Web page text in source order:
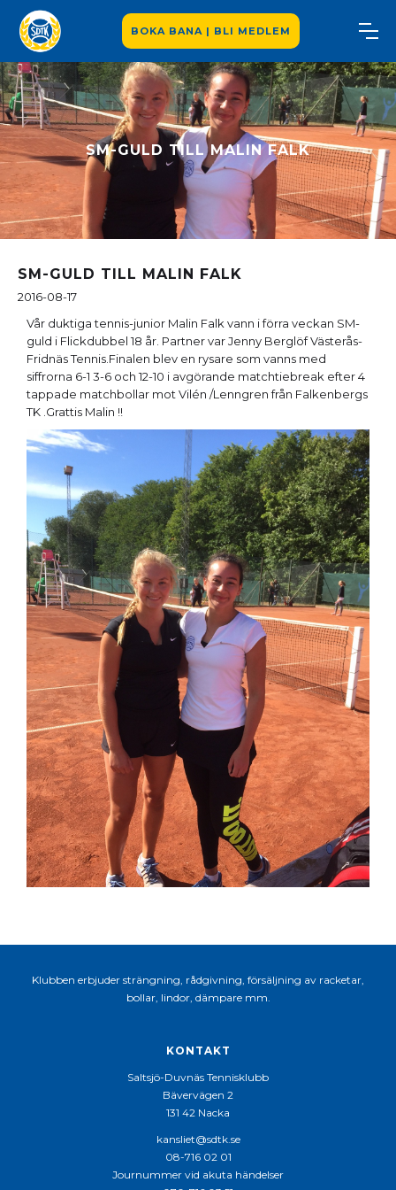
BOKA BANA | BLI MEDLEM
SM-GULD TILL MALIN FALK
SM-GULD TILL MALIN FALK
2016-08-17
Vår duktiga tennis-junior Malin Falk vann i förra veckan SM-
guld i Flickdubbel 18 år. Partner var Jenny Berglöf Västerås-
Fridnäs Tennis.Finalen blev en rysare som vanns med
siffrorna 6-1 3-6 och 12-10 i avgörande matchtiebreak efter 4
tappade matchbollar mot Vilén /Lenngren från Falkenbergs
TK .Grattis Malin !!
Klubben erbjuder strängning, rådgivning, försäljning av racketar,
bollar, lindor, dämpare mm.
KONTAKT
Saltsjö-Duvnäs Tennisklubb
Bävervägen 2
131 42 Nacka
kansliet@sdtk.se
08-716 02 01
Journummer vid akuta händelser